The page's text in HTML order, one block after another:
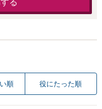
る
順 役にたった順